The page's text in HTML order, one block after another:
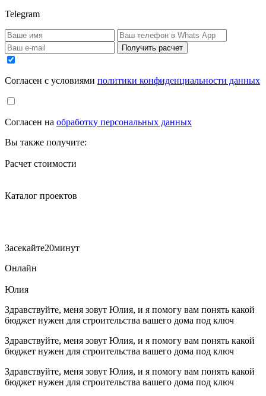
Telegram
Получить расчет
Cогласен с условиями политики конфиденциальности данных
Cогласен на обработку персональных данных
Вы также получите:
Расчет стоимости
Каталог проектов
Засекайте20минут
Онлайн
Юлия
Здравствуйте, меня зовут Юлия, и я помогу вам понять какой
бюджет нужен для строительства вашего дома под ключ
Здравствуйте, меня зовут Юлия, и я помогу вам понять какой
бюджет нужен для строительства вашего дома под ключ
Здравствуйте, меня зовут Юлия, и я помогу вам понять какой
бюджет нужен для строительства вашего дома под ключ